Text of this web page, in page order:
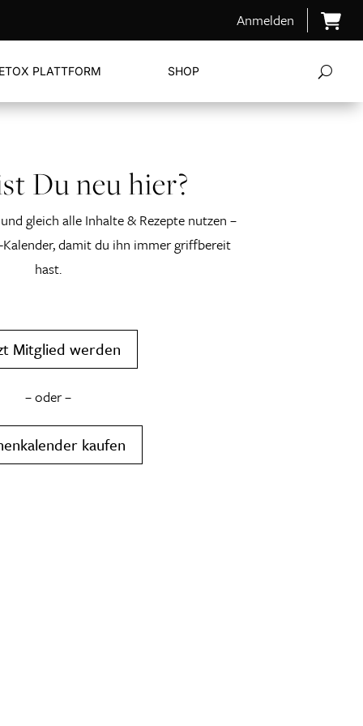
Anmelden
PLATTFORM SHOP
Du neu hier?
gleich alle Inhalte & Rezepte nutzen –
damit du ihn immer griffbereit
hast.
Mitglied werden
– oder –
kaufen